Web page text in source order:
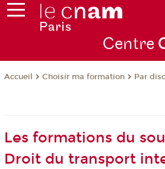
Centre
Accueil Choisir ma formation Par
Les formations du
Droit du transport